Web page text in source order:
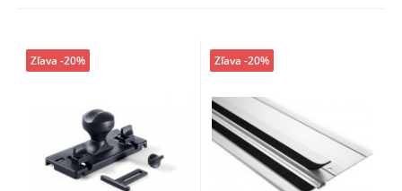
Zľava -20% Zľava -20%